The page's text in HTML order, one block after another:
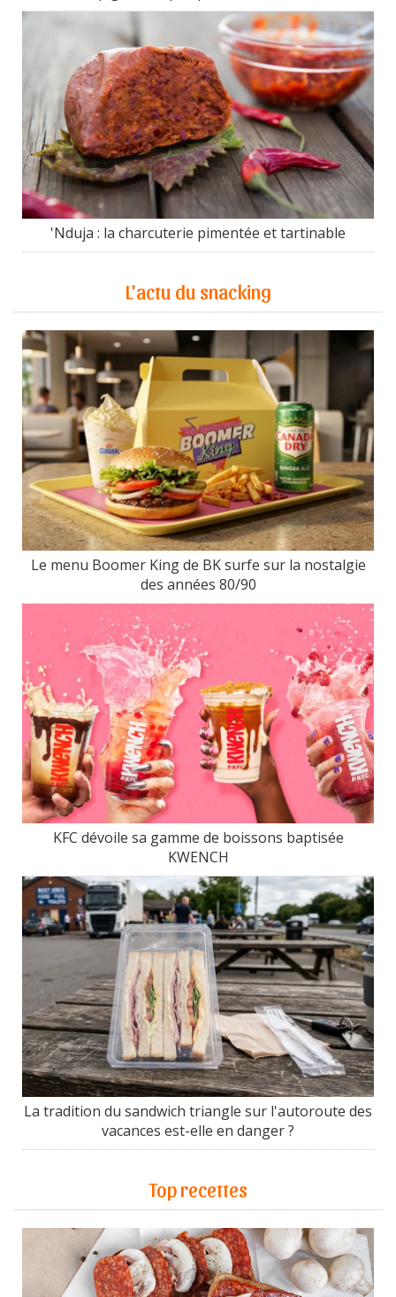
'Nduja : la charcuterie pimentée et tartinable
L'actu du snacking
Le menu Boomer King de BK surfe sur la nostalgie
des années 80/90
KFC dévoile sa gamme de boissons baptisée
KWENCH
La tradition du sandwich triangle sur l'autoroute des
vacances est-elle en danger ?
Top recettes